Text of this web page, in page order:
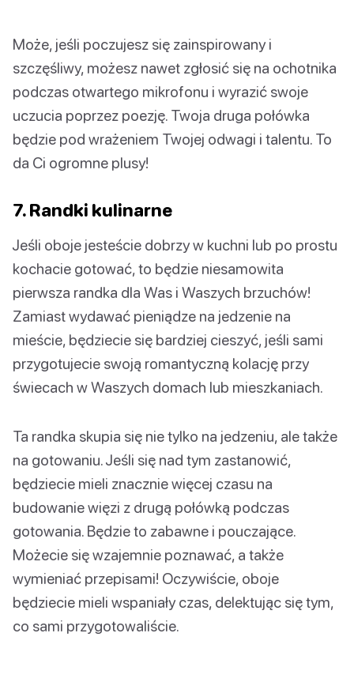
Może, jeśli poczujesz się zainspirowany i
szczęśliwy, możesz nawet zgłosić się na ochotnika
podczas otwartego mikrofonu i wyrazić swoje
uczucia poprzez poezję. Twoja druga połówka
będzie pod wrażeniem Twojej odwagi i talentu. To
da Ci ogromne plusy!
7. Randki kulinarne
Jeśli oboje jesteście dobrzy w kuchni lub po prostu
kochacie gotować, to będzie niesamowita
pierwsza randka dla Was i Waszych brzuchów!
Zamiast wydawać pieniądze na jedzenie na
mieście, będziecie się bardziej cieszyć, jeśli sami
przygotujecie swoją romantyczną kolację przy
świecach w Waszych domach lub mieszkaniach.
Ta randka skupia się nie tylko na jedzeniu, ale także
na gotowaniu. Jeśli się nad tym zastanowić,
będziecie mieli znacznie więcej czasu na
budowanie więzi z drugą połówką podczas
gotowania. Będzie to zabawne i pouczające.
Możecie się wzajemnie poznawać, a także
wymieniać przepisami! Oczywiście, oboje
będziecie mieli wspaniały czas, delektując się tym,
co sami przygotowaliście.